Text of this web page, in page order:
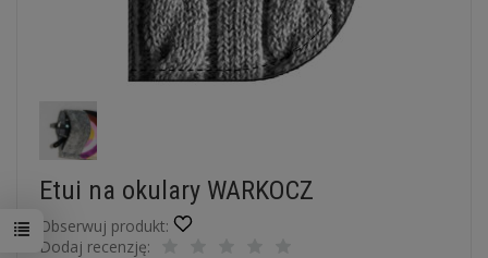
Etui na okulary WARKOCZ
Obserwuj produkt:
Dodaj recenzję: